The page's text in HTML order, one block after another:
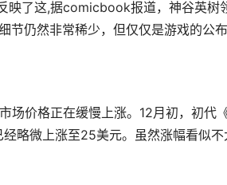
映了这,据comicbook报道，神谷英树
节仍然非常稀少，但仅仅是游戏的公
价格正在缓慢上涨。12月初，初代
略微上涨至25美元。虽然涨幅看似